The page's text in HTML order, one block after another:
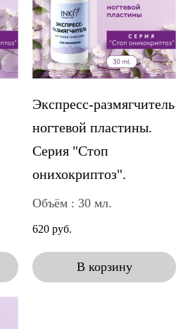
Экспресс-размягчитель
ногтевой пластины.
Серия "Стоп
онихокриптоз".
Объём : 30 мл.
620 руб.
В корзину